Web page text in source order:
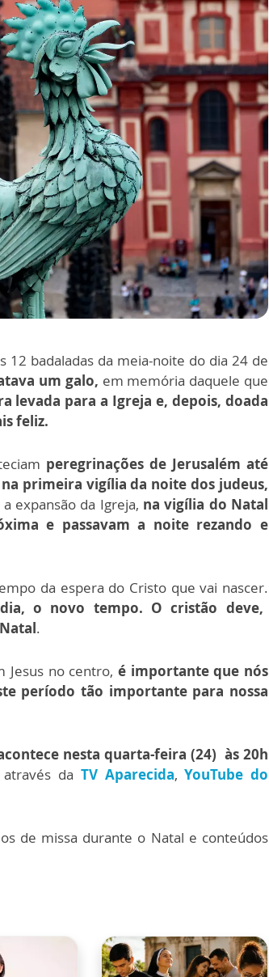
12 badaladas da meia-noite do dia 24 de
um galo, em memória daquele que
levada para a Igreja e, depois, doada
feliz.
peregrinações de Jerusalém até
primeira vigília da noite dos judeus,
expansão da Igreja, na vigília do Natal
e passavam a noite rezando e
da espera do Cristo que vai nascer.
o novo tempo. O cristão deve,
.
Jesus no centro,é importante que nós
período tão importante para nossa
nesta quarta-feira (24) às 20h
da TV Aparecida,YouTube do
de missa durante o Natal e conteúdos